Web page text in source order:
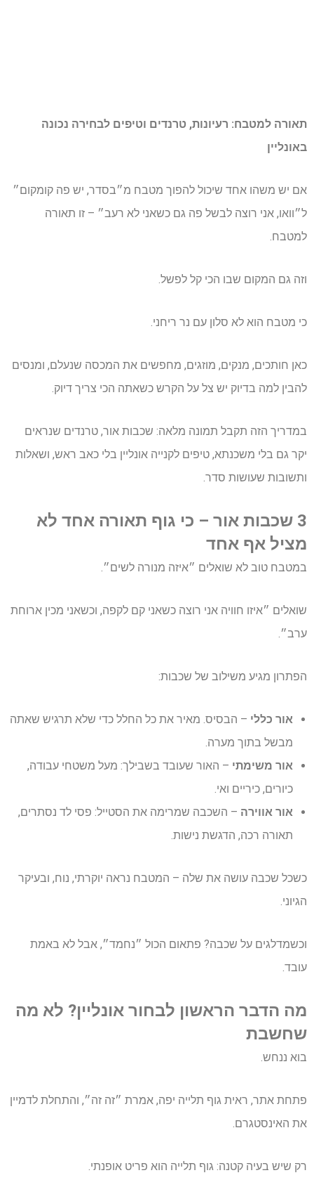
תאורה למטבח: רעיונות, טרנדים וטיפים לבחירה נכונה
באונליין
אם יש משהו אחד שיכול להפוך מטבח מ״בסדר, יש פה קומקום״
ל״וואו, אני רוצה לבשל פה גם כשאני לא רעב״ – זו תאורה
למטבח.
וזה גם המקום שבו הכי קל לפשל.
כי מטבח הוא לא סלון עם נר ריחני.
כאן חותכים, מנקים, מוזגים, מחפשים את המכסה שנעלם, ומנסים
להבין למה בדיוק יש צל על הקרש כשאתה הכי צריך דיוק.
במדריך הזה תקבל תמונה מלאה: שכבות אור, טרנדים שנראים
יקר גם בלי משכנתא, טיפים לקנייה אונליין בלי כאב ראש, ושאלות
ותשובות שעושות סדר.
3 שכבות אור – כי גוף תאורה אחד לא
מציל אף אחד
במטבח טוב לא שואלים ״איזה מנורה לשים״.
שואלים ״איזו חוויה אני רוצה כשאני קם לקפה, וכשאני מכין ארוחת
ערב״.
הפתרון מגיע משילוב של שכבות:
אור כללי – הבסיס. מאיר את כל החלל כדי שלא תרגיש שאתה
מבשל בתוך מערה.
אור משימתי – האור שעובד בשבילך: מעל משטחי עבודה,
כיורים, כיריים ואי.
אור אווירה – השכבה שמרימה את הסטייל: פסי לד נסתרים,
תאורה רכה, הדגשת נישות.
כשכל שכבה עושה את שלה – המטבח נראה יוקרתי, נוח, ובעיקר
הגיוני.
וכשמדלגים על שכבה? פתאום הכול ״נחמד״, אבל לא באמת
עובד.
מה הדבר הראשון לבחור אונליין? לא מה
שחשבת
בוא ננחש.
פתחת אתר, ראית גוף תלייה יפה, אמרת ״זה זה״, והתחלת לדמיין
את האינסטגרם.
רק שיש בעיה קטנה: גוף תלייה הוא פריט אופנתי.